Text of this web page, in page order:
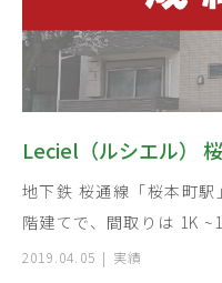
Leciel（ルシエル）
地下鉄 桜通線「桜本町
階建てで、間取りは 1K
2019.04.05 実績